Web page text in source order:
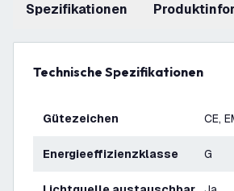
Spezifikationen
Technische Spezifikationen
Gütezeichen CE,
Energieeffizienzklasse G